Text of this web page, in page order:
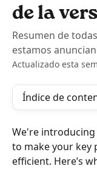
de la
Resumen de
estamos
Actualizado esta
Índice de
We're
to make your key
efficient. Here’s